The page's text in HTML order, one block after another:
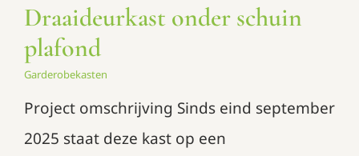
Draaideurkast onder schuin
plafond
Garderobekasten
Project omschrijving Sinds eind september
2025 staat deze kast op een